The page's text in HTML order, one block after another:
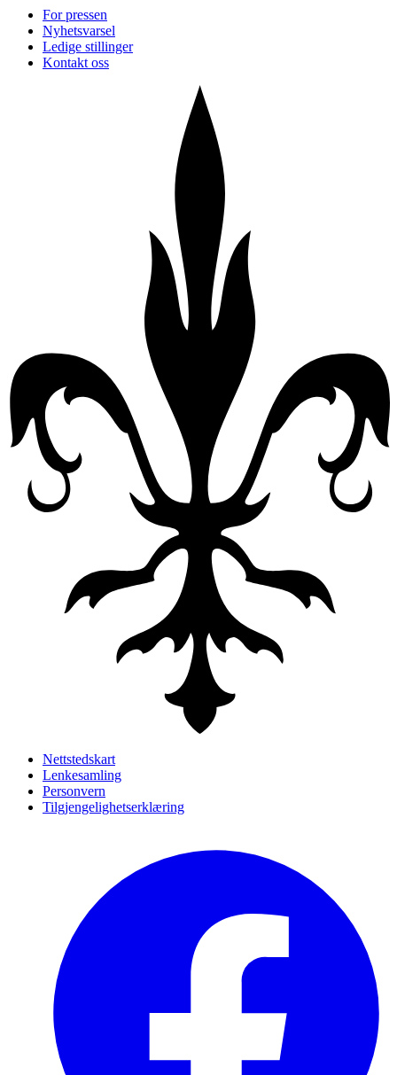
For pressen
Nyhetsvarsel
Ledige stillinger
Kontakt oss
Nettstedskart
Lenkesamling
Personvern
Tilgjengelighetserklæring